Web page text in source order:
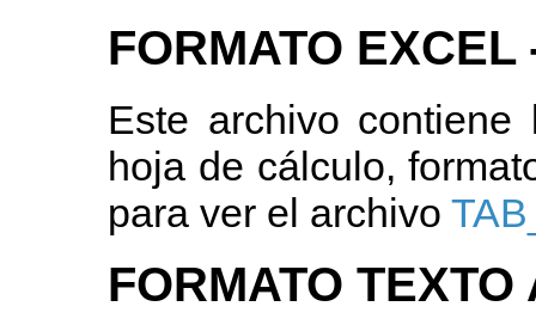
FORMATO
Este archivo
hoja de cálculo,
para ver el archivo
FORMATO